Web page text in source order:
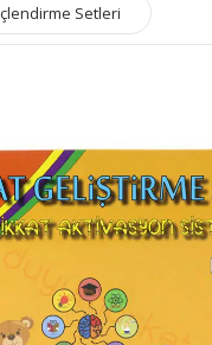
Setleri